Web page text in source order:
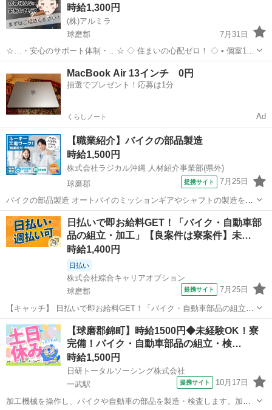
時給1,300円
(株)アルミラ
球磨郡
7月31日
☆…・安心のサポート体制・…☆ ◇ 住まいの心配ゼロ！ ◇ • 個室1R
完全無料！ • 即日入寮OK！など ◇ 所持金ゼロでもスタートできる！
◇ • 食費・生活費のサポート • 移動費用...
完全無料
MacBook Air 13インチ 0円
抽選でプレゼント！応募は1分
くらしノート Ad
【職業紹介】バイクの部品製造
時給1,500円
株式会社ラジカル沖縄 人材紹介事業部(県外)
球磨郡
提携サイト 7月25日
バイクの部品製造 オートバイのミッションギアやシャフトの製造を行
います。加工機械を操作してバイクや 自動車の補任を製造・検査しま
す。完成品に不備が無いか検査する工程もあります。 切削油を使う
為、多少油汚れなどがあります。 ...
熊本 球磨郡 工場
日払いで即お給料GET！「バイク・自動車部
品の組立・加工」【良案件は寮案件】未…
時給1,400円
日払い
株式会社綜合キャリアオプション
球磨郡
提携サイト 7月25日
【キャッチ】 日払いで即お給料GET！「バイク・自動車部品の組立・
加工」【良案件は寮案件】未経験OK！1H程度/日の残業でちょい稼
ぎ！高時給1400円！ 【コメント】 ＼大手人材派遣会社で働きません
か♪／ 「新しい職場は...
熊本 球磨郡 工場
【球磨郡錦町】時給1500円◆未経験OK！寮
完備！バイク・自動車部品の組立・検…
時給1,500円
日研トータルソーシング株式会社
一武駅
提携サイト 10月17日
加工機械を操作し、バイクや自動車の部品を製造・検査します。加工